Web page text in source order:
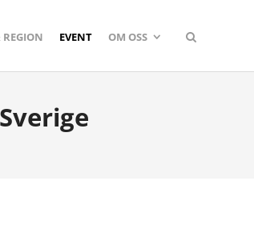
EVENT OM OSS